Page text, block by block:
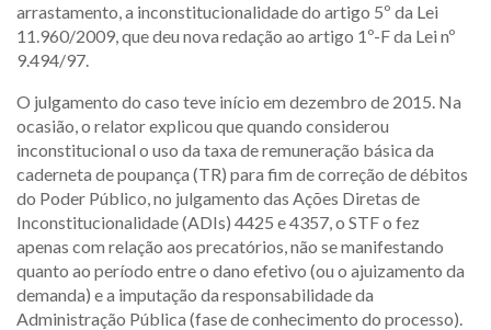
arrastamento, a inconstitucionalidade do artigo 5º da Lei
11.960/2009, que deu nova redação ao artigo 1º-F da Lei nº
9.494/97.
O julgamento do caso teve início em dezembro de 2015. Na
ocasião, o relator explicou que quando considerou
inconstitucional o uso da taxa de remuneração básica da
caderneta de poupança (TR) para fim de correção de débitos
do Poder Público, no julgamento das Ações Diretas de
Inconstitucionalidade (ADIs) 4425 e 4357, o STF o fez
apenas com relação aos precatórios, não se manifestando
quanto ao período entre o dano efetivo (ou o ajuizamento da
demanda) e a imputação da responsabilidade da
Administração Pública (fase de conhecimento do processo).